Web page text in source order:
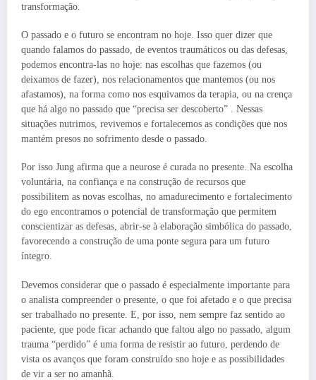
transformação.
O passado e o futuro se encontram no hoje. Isso quer dizer que
quando falamos do passado, de eventos traumáticos ou das defesas,
podemos encontra-las no hoje: nas escolhas que fazemos (ou
deixamos de fazer), nos relacionamentos que mantemos (ou nos
afastamos), na forma como nos esquivamos da terapia, ou na crença
que há algo no passado que “precisa ser descoberto” . Nessas
situações nutrimos, revivemos e fortalecemos as condições que nos
mantém presos no sofrimento desde o passado.
Por isso Jung afirma que a neurose é curada no presente. Na escolha
voluntária, na confiança e na construção de recursos que
possibilitem as novas escolhas, no amadurecimento e fortalecimento
do ego encontramos o potencial de transformação que permitem
conscientizar as defesas, abrir-se à elaboração simbólica do passado,
favorecendo a construção de uma ponte segura para um futuro
íntegro.
Devemos considerar que o passado é especialmente importante para
o analista compreender o presente, o que foi afetado e o que precisa
ser trabalhado no presente. E, por isso, nem sempre faz sentido ao
paciente, que pode ficar achando que faltou algo no passado, algum
trauma “perdido” é uma forma de resistir ao futuro, perdendo de
vista os avanços que foram construído sno hoje e as possibilidades
de vir a ser no amanhã.